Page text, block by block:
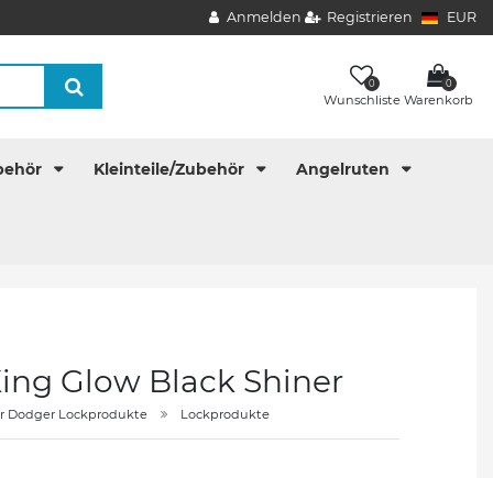
Anmelden Registrieren EUR
0
Wunschliste
0
Warenkorb
Kleinteile/Zubehör Angelruten
Glow Black Shiner
Dodger Lockprodukte Lockprodukte